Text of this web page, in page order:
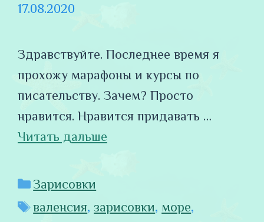
17.08.2020
Здравствуйте. Последнее время я
прохожу марафоны и курсы по
писательству. Зачем? Просто
нравится. Нравится придавать …
Читать дальше
Рубрики
Зарисовки
Метки
валенсия, зарисовки, море,